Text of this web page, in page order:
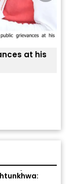
at his
in